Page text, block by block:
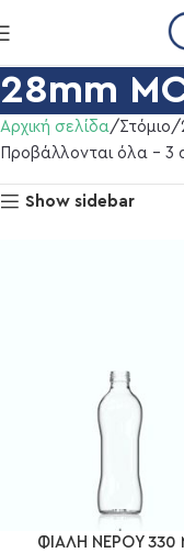
28mm
Αρχική σελίδα Στόμιο
Προβάλλονται όλα - 3
Show sidebar
ΦΙΑΛΗ ΝΕΡΟΥ 330